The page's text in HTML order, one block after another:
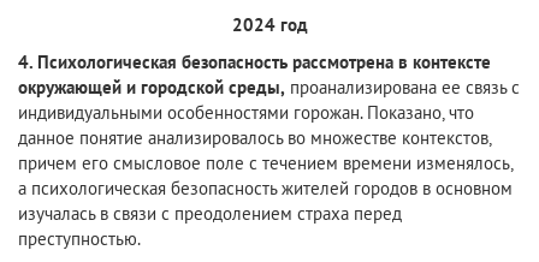
2024 год
4. Психологическая безопасность рассмотрена в контексте
окружающей и городской среды, проанализирована ее связь с
индивидуальными особенностями горожан. Показано, что
данное понятие анализировалось во множестве контекстов,
причем его смысловое поле с течением времени изменялось,
а психологическая безопасность жителей городов в основном
изучалась в связи с преодолением страха перед
преступностью.